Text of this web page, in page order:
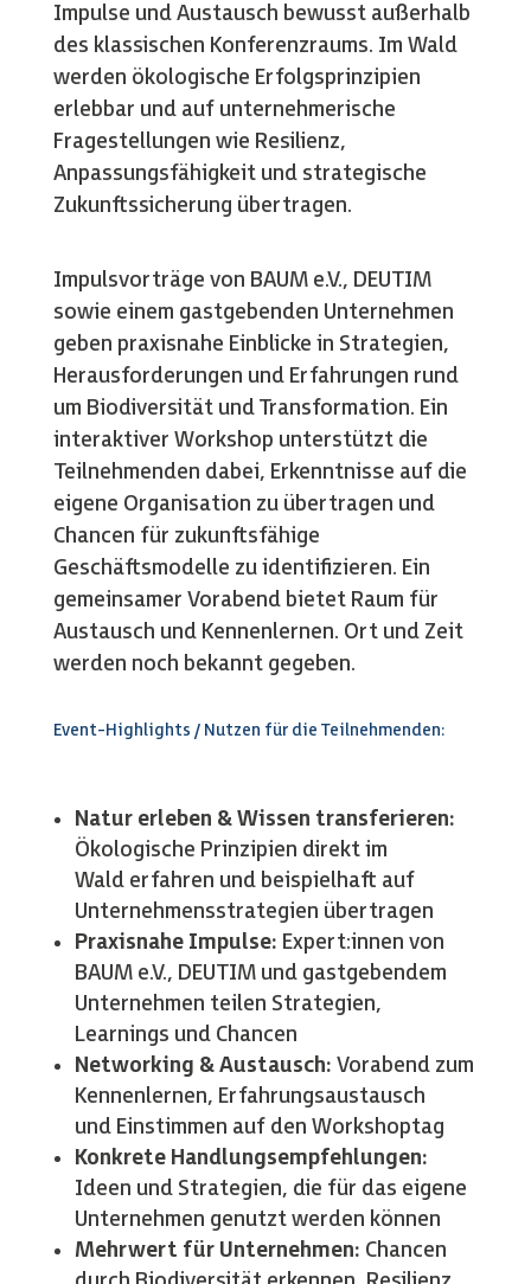
Impulse und Austausch bewusst außerhalb
des klassischen Konferenzraums. Im Wald
werden ökologische Erfolgsprinzipien
erlebbar und auf unternehmerische
Fragestellungen wie Resilienz,
Anpassungsfähigkeit und strategische
Zukunftssicherung übertragen.
Impulsvorträge von BAUM e.V., DEUTIM
sowie einem gastgebenden Unternehmen
geben praxisnahe Einblicke in Strategien,
Herausforderungen und Erfahrungen rund
um Biodiversität und Transformation. Ein
interaktiver Workshop unterstützt die
Teilnehmenden dabei, Erkenntnisse auf die
eigene Organisation zu übertragen und
Chancen für zukunftsfähige
Geschäftsmodelle zu identifizieren. Ein
gemeinsamer Vorabend bietet Raum für
Austausch und Kennenlernen. Ort und Zeit
werden noch bekannt gegeben.
Event-Highlights / Nutzen für die Teilnehmenden:
Natur erleben & Wissen transferieren:
Ökologische Prinzipien direkt im
Wald erfahren und beispielhaft auf
Unternehmensstrategien übertragen
Praxisnahe Impulse: Expert:innen von
BAUM e.V., DEUTIM und gastgebendem
Unternehmen teilen Strategien,
Learnings und Chancen
Networking & Austausch: Vorabend zum
Kennenlernen, Erfahrungsaustausch
und Einstimmen auf den Workshoptag
Konkrete Handlungsempfehlungen:
Ideen und Strategien, die für das eigene
Unternehmen genutzt werden können
Mehrwert für Unternehmen: Chancen